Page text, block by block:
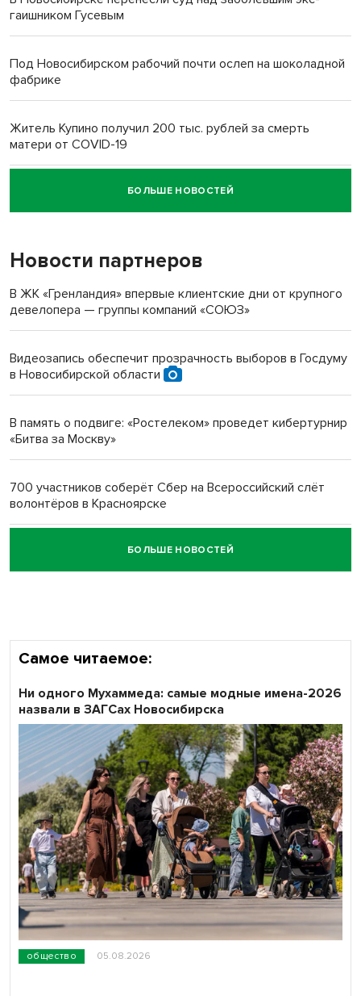
гаишником Гусевым
Под Новосибирском рабочий почти ослеп на шоколадной
фабрике
Житель Купино получил 200 тыс. рублей за смерть
матери от COVID-19
Новосибирский суд наказал водителя за смерть
пенсионерки на вокзале
«Мы живём на пастбище!»: в новосибирском селе лошади
терроризируют жителей
Новосибирский преподаватель с женой вошли в топ-16
БОЛЬШЕ НОВОСТЕЙ
Новости партнеров
В ЖК «Гренландия» впервые клиентские дни от крупного
девелопера — группы компаний «СОЮЗ»
Видеозапись обеспечит прозрачность выборов в Госдуму
в Новосибирской области
В память о подвиге: «Ростелеком» проведет кибертурнир
«Битва за Москву»
700 участников соберёт Сбер на Всероссийский слёт
волонтёров в Красноярске
Честный выбор: видеонаблюдение обеспечит
объективность результатов ЕДГ в Новосибирской
БОЛЬШЕ НОВОСТЕЙ
Самое читаемое:
общество 05.08.2026
Ни одного Мухаммеда: самые модные имена-2026
назвали в ЗАГСах Новосибирска